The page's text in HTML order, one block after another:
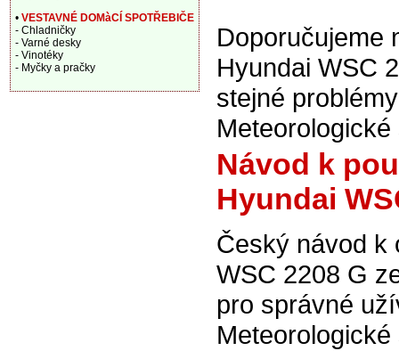
Doporučujeme
Hyundai WSC
stejné
Návod k
Hyundai
Český návod k
WSC 2208 G
pro správné
• VESTAVNÉ DOMàCÍ SPOTŘEBIČE
- Chladničky
- Varné desky
- Vinotéky
- Myčky a pračky